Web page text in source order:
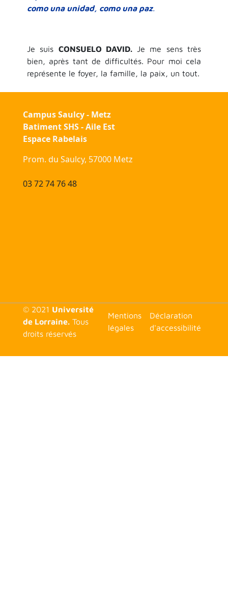
como una unidad, como una paz.
Je suis CONSUELO DAVID. Je me sens très
bien, après tant de difficultés. Pour moi cela
représente le foyer, la famille, la paix, un tout.
Campus Saulcy - Metz
Batiment SHS - Aile Est
Espace Rabelais
Prom. du Saulcy, 57000 Metz
03 72 74 76 48
© 2021 Université
de Lorraine.Tous
droits réservés
<none>
Mentions
légales
Déclaration
d'accessibilité